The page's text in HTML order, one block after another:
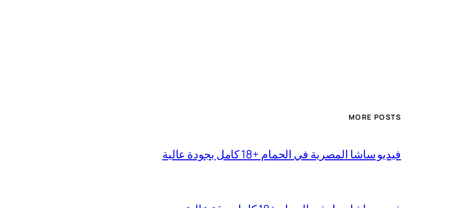
MORE POSTS
فيديو ساشا المصرية في الحمام +18 كامل بجودة عالية